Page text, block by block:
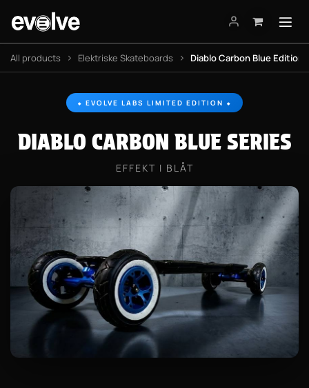
All products Elektriske Skateboards Diablo Carbon Blue Edition
⬥ EVOLVE LABS LIMITED EDITION ⬥
DIABLO CARBON BLUE SERIES
EFFEKT I BLÅT